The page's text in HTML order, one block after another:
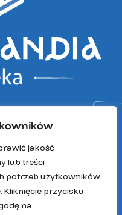
jakość
lub treści
potrzeb użytkowników
przycisku
na